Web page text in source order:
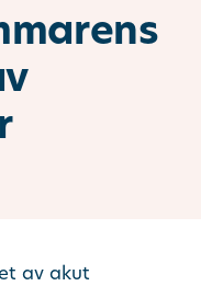
av akut